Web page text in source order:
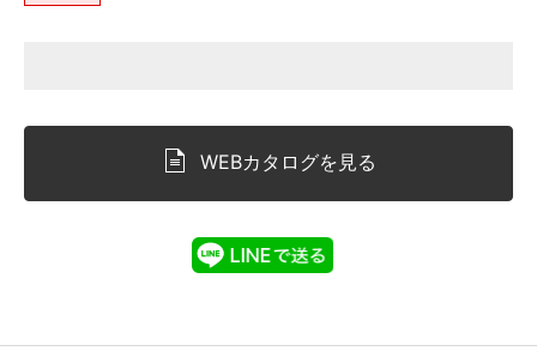
WEBカタログを見る